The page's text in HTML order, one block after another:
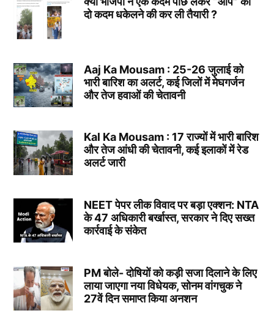
दो कदम धकेलने की कर ली तैयारी ?
Aaj Ka Mousam : 25-26 जुलाई को
भारी बारिश का अलर्ट, कई जिलों में मेघगर्जन
और तेज हवाओं की चेतावनी
Kal Ka Mousam : 17 राज्यों में भारी बारिश
और तेज आंधी की चेतावनी, कई इलाकों में रेड
अलर्ट जारी
NEET पेपर लीक विवाद पर बड़ा एक्शन: NTA
के 47 अधिकारी बर्खास्त, सरकार ने दिए सख्त
कार्रवाई के संकेत
PM बोले- दोषियों को कड़ी सजा दिलाने के लिए
लाया जाएगा नया विधेयक, सोनम वांगचुक ने
27वें दिन समाप्त किया अनशन